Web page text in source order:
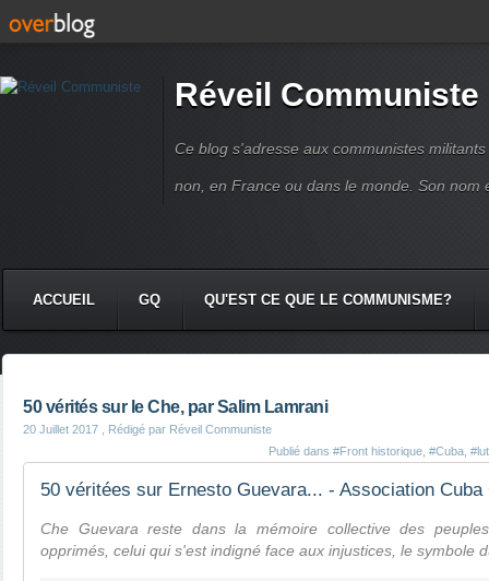
Réveil Communiste
Ce blog s'adresse aux communistes
non, en France ou dans le monde. Son nom
ACCUEIL GQ QU'EST CE QUE LE COMMUNISME?
50 vérités sur le Che, par Salim Lamrani
20 Juillet 2017 , Rédigé par Réveil Communiste
Publié dans #Front historique #Cuba
50 véritées sur Ernesto Guevara... - Association Cuba
Che Guevara reste dans la mémoire collective des
opprimés, celui qui s'est indigné face aux injustices, le symbole